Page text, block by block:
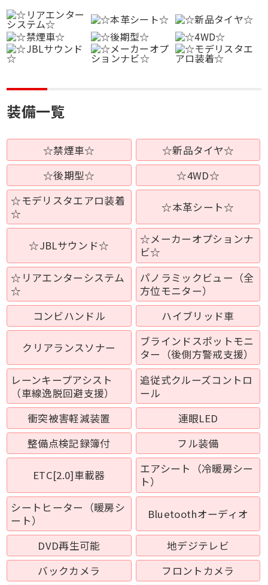
装備一覧
☆禁煙車☆
☆新品タイヤ☆
☆後期型☆
☆4WD☆
☆モデリスタエアロ装着
☆
☆本革シート☆
☆JBLサウンド☆
☆メーカーオプションナ
ビ☆
☆リアエンターシステム
☆
パノラミックビュー（全
方位モニター）
コンビハンドル
ハイブリッド車
クリアランスソナー
ブラインドスポットモニ
ター（後側方警戒支援）
レーンキープアシスト
（車線逸脱回避支援）
追従式クルーズコントロ
ール
衝突被害軽減装置
連眼LED
整備点検記録簿付
フル装備
ETC[2.0]車載器
エアシート（冷暖房シー
ト）
シートヒーター（暖房シ
ート）
Bluetoothオーディオ
DVD再生可能
地デジテレビ
バックカメラ
フロントカメラ